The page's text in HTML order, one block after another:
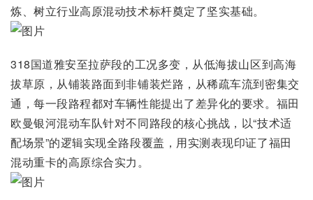
炼、树立行业高原混动技术标杆奠定了坚实基础。
318国道雅安至拉萨段的工况多变，从低海拔山区到高海
拔草原，从铺装路面到非铺装烂路，从稀疏车流到密集交
通，每一段路程都对车辆性能提出了差异化的要求。福田
欧曼银河混动车队针对不同路段的核心挑战，以“技术适
配场景”的逻辑实现全路段覆盖，用实测表现印证了福田
混动重卡的高原综合实力。